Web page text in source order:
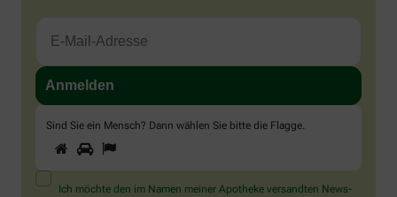
Sind Sie ein Mensch? Dann wählen Sie bitte die Flagge.
Sind
Sie
ein
Mensch?
1 2
Ich möchte den im Namen meiner Apotheke versandten News-